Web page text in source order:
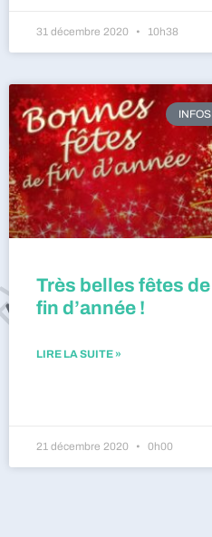
31 décembre 2020 10h38
INFOS
Très belles fêtes de
fin d’année !
LIRE LA SUITE »
21 décembre 2020 0h00